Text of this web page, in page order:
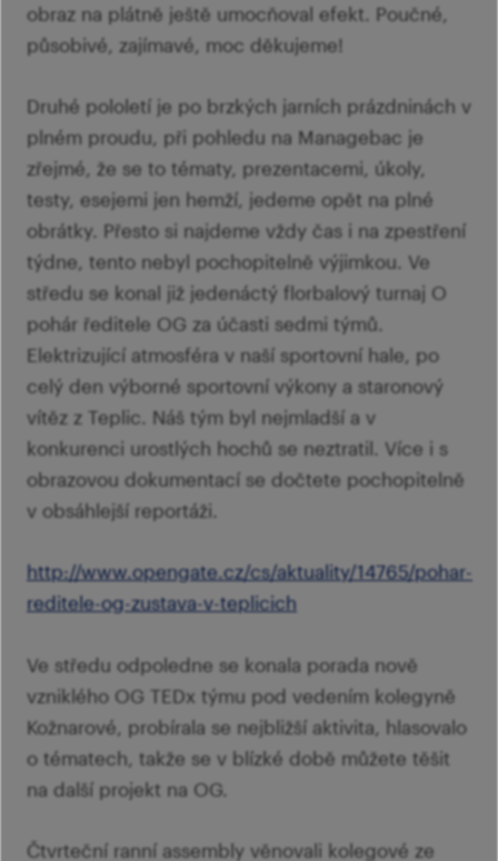
obraz na plátně ještě umocňoval efekt. Poučné,
působivé, zajímavé, moc děkujeme!
Druhé pololetí je po brzkých jarních prázdninách v
plném proudu, při pohledu na Managebac je
zřejmé, že se to tématy, prezentacemi, úkoly,
testy, esejemi jen hemží, jedeme opět na plné
obrátky. Přesto si najdeme vždy čas i na zpestření
týdne, tento nebyl pochopitelně výjimkou. Ve
středu se konal již jedenáctý florbalový turnaj O
pohár ředitele OG za účasti sedmi týmů.
Elektrizující atmosféra v naší sportovní hale, po
celý den výborné sportovní výkony a staronový
vítěz z Teplic. Náš tým byl nejmladší a v
konkurenci urostlých hochů se neztratil. Více i s
obrazovou dokumentací se dočtete pochopitelně
v obsáhlejší reportáži.
http://www.opengate.cz/cs/aktuality/14765/pohar-
reditele-og-zustava-v-teplicich
Ve středu odpoledne se konala porada nově
vzniklého OG TEDx týmu pod vedením kolegyně
Kožnarové, probírala se nejbližší aktivita, hlasovalo
o tématech, takže se v blízké době můžete těšit
na další projekt na OG.
Čtvrteční ranní assembly věnovali kolegové ze